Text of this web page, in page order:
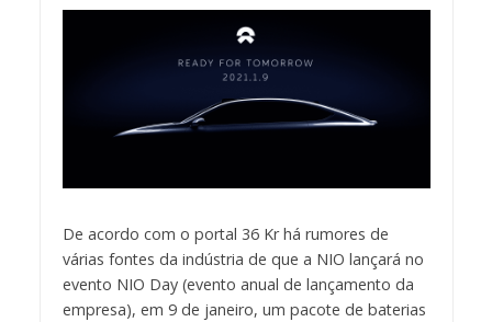
De acordo com o portal 36 Kr há rumores de
várias fontes da indústria de que a NIO lançará no
evento NIO Day (evento anual de lançamento da
empresa), em 9 de janeiro, um pacote de baterias